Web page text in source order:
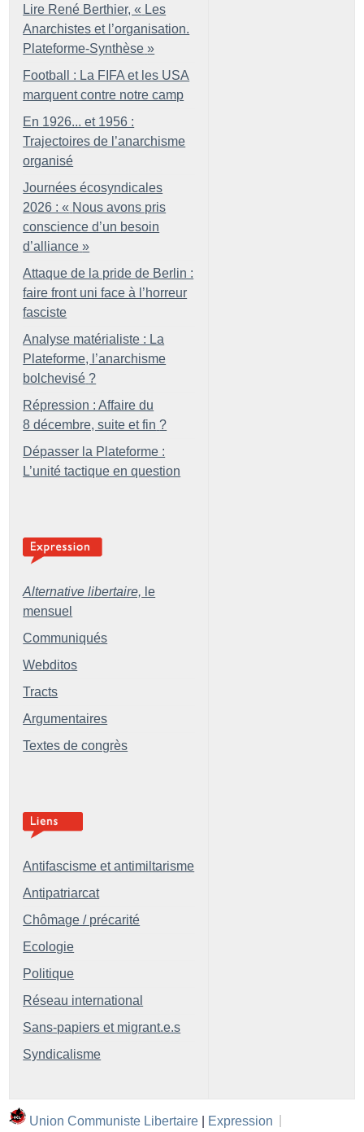
Lire René Berthier, « Les
Anarchistes et l’organisation.
Plateforme-Synthèse »
Football : La FIFA et les USA
marquent contre notre camp
En 1926... et 1956 :
Trajectoires de l’anarchisme
organisé
Journées écosyndicales
2026 : « Nous avons pris
conscience d’un besoin
d’alliance »
Attaque de la pride de Berlin :
faire front uni face à l’horreur
fasciste
Analyse matérialiste : La
Plateforme, l’anarchisme
bolchevisé ?
Répression : Affaire du
8 décembre, suite et fin ?
Dépasser la Plateforme :
L’unité tactique en question
Alternative libertaire, le
mensuel
Communiqués
Webditos
Tracts
Argumentaires
Textes de congrès
Antifascisme et antimiltarisme
Antipatriarcat
Chômage / précarité
Ecologie
Politique
Réseau international
Sans-papiers et migrant.e.s
Syndicalisme
Union Communiste Libertaire | Expression